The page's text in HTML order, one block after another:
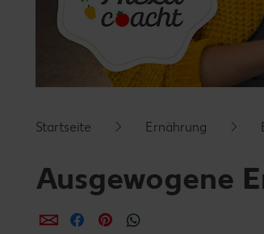
Startseite Ernährung
Ausgewogene
per E-Mail teilen
per Facebook teilen
per Pinterest teilen